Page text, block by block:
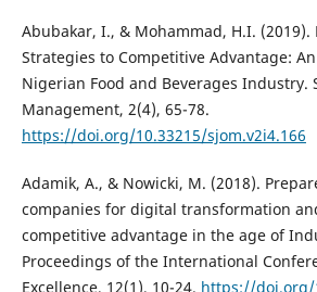
Abubakar, I., & Mohammad, H.I.
Strategies to Competitive Advantage:
Nigerian Food and Beverages Industry.
Management, 2(4), 65-78.
https://doi.org/10.33215/sjom.v2i4.166
Adamik, A., & Nowicki, M. (2018).
companies for digital transformation
competitive advantage in the age of
Proceedings of the International
Excellence, 12(1), 10-24. https://doi.org/